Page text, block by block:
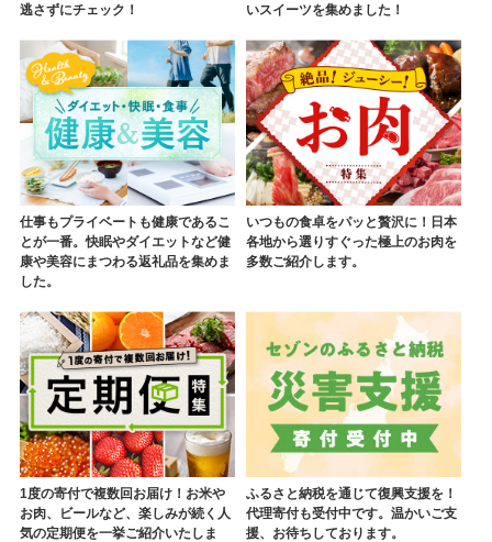
逃さずにチェック！
いスイーツを集めました！
仕事もプライベートも健康であるこ
とが一番。快眠やダイエットなど健
康や美容にまつわる返礼品を集めま
した。
いつもの食卓をパッと贅沢に！日本
各地から選りすぐった極上のお肉を
多数ご紹介します。
1度の寄付で複数回お届け！お米や
お肉、ビールなど、楽しみが続く人
気の定期便を一挙ご紹介いたしま
ふるさと納税を通じて復興支援を！
代理寄付も受付中です。温かいご支
援、お待ちしております。